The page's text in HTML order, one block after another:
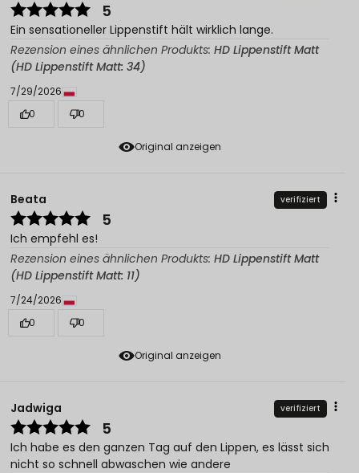
Original anzeigen
5
Ein sensationeller Lippenstift hält wirklich lange.
Rezension eines ähnlichen Produkts: HD Lippenstift Matt
(HD Lippenstift Matt: 34)
7/29/2026
0
0
Original anzeigen
Beata verifiziert
5
Ich empfehl es!
Rezension eines ähnlichen Produkts: HD Lippenstift Matt
(HD Lippenstift Matt: 11)
7/24/2026
0
0
Jadwiga verifiziert
5
Ich habe es den ganzen Tag auf den Lippen, es lässt sich
nicht so schnell abwaschen wie andere